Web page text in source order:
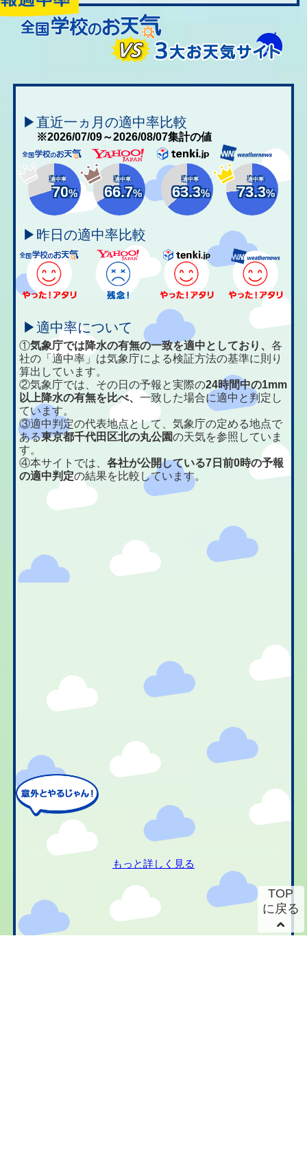
▶直近一ヵ月の適中率比較
※2026/07/09～2026/08/07集計の値
適中率
70%
適中率
66.7%
適中率
63.3%
適中率
73.3%
▶昨日の適中率比較
▶適中率について
①気象庁では降水の有無の一致を適中としており、各
社の「適中率」は気象庁による検証方法の基準に則り
算出しています。
②気象庁では、その日の予報と実際の24時間中の1mm
以上降水の有無を比べ、一致した場合に適中と判定し
ています。
③適中判定の代表地点として、気象庁の定める地点で
ある東京都千代田区北の丸公園の天気を参照していま
す。
④本サイトでは、各社が公開している7日前0時の予報
の適中判定の結果を比較しています。
もっと詳しく見る
TOP
に戻る